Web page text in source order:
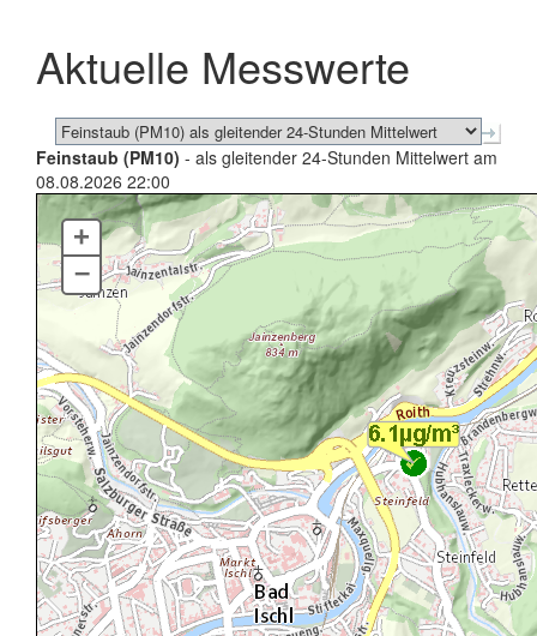
schließen
Aktuelle Messwerte
Feinstaub (PM10) - als gleitender 24-Stunden Mittelwert am
08.08.2026 22:00
+
–